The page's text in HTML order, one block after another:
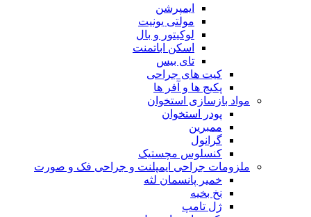
ایمپرشن
مولتی یونیت
لوکیتور و بال
اسکن اباتمنت
تای بیس
کیت های جراحی
پکیج ها و آفر ها
مواد بازسازی استخوان
پودر استخوان
ممبرین
گرانول
کنسلوس مچستیک
ملزومات جراحی ایمپلنت و جراحی فک و صورت
خمیر پانسمان لثه
نخ بخیه
ژل تامپ